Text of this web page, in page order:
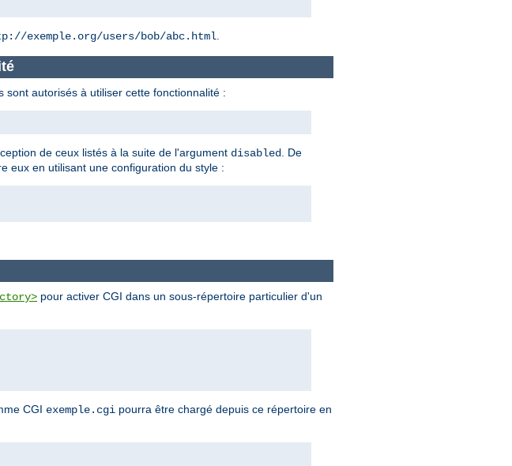
exemple.org/users/bob/abc.html.
sont autorisés à utiliser cette fonctionnalité :
de ceux listés à la suite de l'argument disabled
. De
eux en utilisant une configuration du style :
pour activer CGI dans un sous-répertoire particulier d'un
CGI exemple.cgi pourra être chargé depuis ce répertoire en